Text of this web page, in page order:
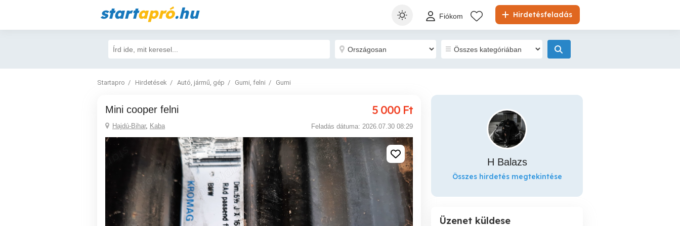
startapró.hu Hirdetésfeladás
Fiókom
Startapro Hirdetések Autó, jármű, gép Gumi, felni Gumi
Mini cooper felni 5 000 Ft
Hajdú-Bihar, Kaba Feladás dátuma: 2026.07.30 08:29
H Balazs
Összes hirdetés megtekintése
Üzenet küldese